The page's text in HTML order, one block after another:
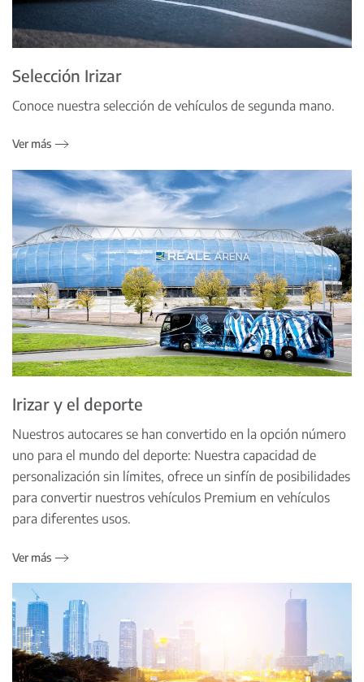
Selección Irizar
Conoce nuestra selección de vehículos de segunda mano.
Ver más
Irizar y el deporte
Nuestros autocares se han convertido en la opción número
uno para el mundo del deporte: Nuestra capacidad de
personalización sin límites, ofrece un sinfín de posibilidades
para convertir nuestros vehículos Premium en vehículos
para diferentes usos.
Ver más